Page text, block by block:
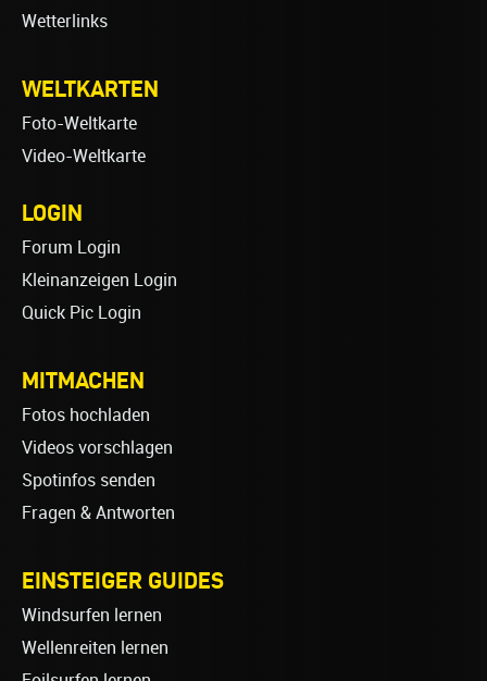
Wetterlinks
WELTKARTEN
Foto-Weltkarte
Video-Weltkarte
LOGIN
Forum Login
Kleinanzeigen Login
Quick Pic Login
MITMACHEN
Fotos hochladen
Videos vorschlagen
Spotinfos senden
Fragen & Antworten
EINSTEIGER GUIDES
Windsurfen lernen
Wellenreiten lernen